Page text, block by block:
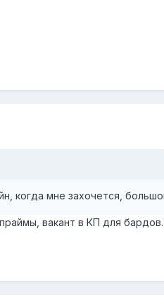
когда мне захочется,
вакант в КП для бардов.